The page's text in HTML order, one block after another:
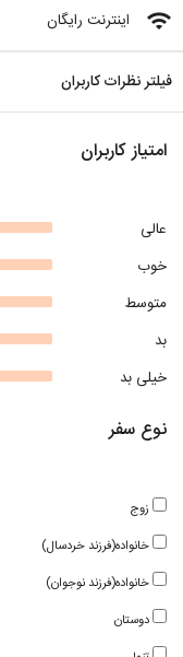
wifi اینترنت رایگان
فیلتر نظرات کاربران
امتیاز کاربران
عالی
خوب
متوسط
بد
خیلی بد
نوع سفر
زوج
خانواده(فرزند خردسال)
خانواده(فرزند نوجوان)
دوستان